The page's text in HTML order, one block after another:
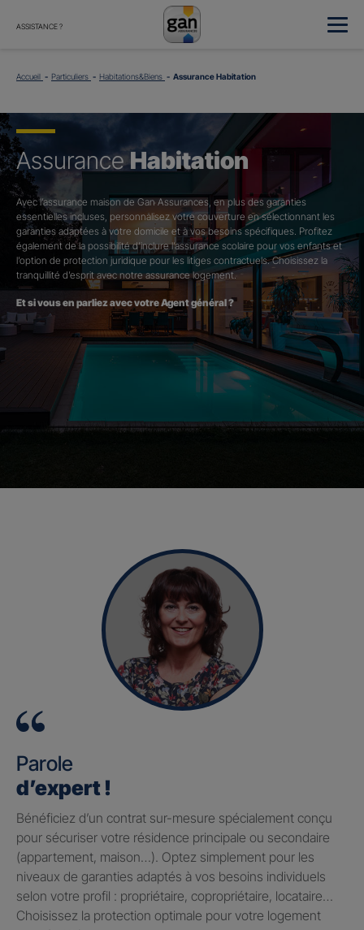
ASSISTANCE ?
Accueil Particuliers Habitations&Biens Assurance Habitation
AssuranceHabitation
Avec l’assurance maison de Gan Assurances, en plus des garanties
essentielles incluses, personnalisez votre couverture en sélectionnant les
garanties adaptées à votre domicile et à vos besoins spécifiques. Profitez
également de la possibilité d’inclure l’assurance scolaire pour vos enfants et
l’option de protection juridique pour les litiges contractuels. Choisissez la
tranquillité d’esprit avec notre assurance logement.
Et si vous en parliez avec votre Agent général ?
Parole
d’expert !
Bénéficiez d’un contrat sur-mesure spécialement conçu
pour sécuriser votre résidence principale ou secondaire
(appartement, maison…). Optez simplement pour les
niveaux de garanties adaptés à vos besoins individuels
selon votre profil : propriétaire, copropriétaire, locataire…
Choisissez la protection optimale pour votre logement